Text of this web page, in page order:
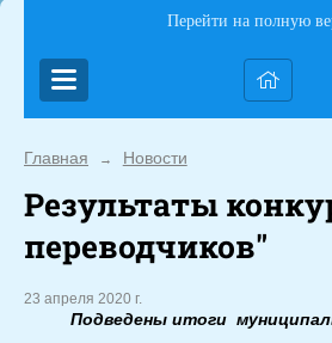
Перейти на полную
Главная → Новости
Результаты
переводчиков"
23 апреля 2020 г.
Подведены итоги